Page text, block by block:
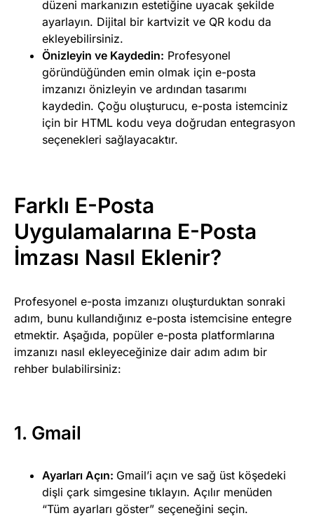
düzeni markanızın estetiğine uyacak şekilde
ayarlayın. Dijital bir kartvizit ve QR kodu da
ekleyebilirsiniz.
Önizleyin ve Kaydedin: Profesyonel
göründüğünden emin olmak için e-posta
imzanızı önizleyin ve ardından tasarımı
kaydedin. Çoğu oluşturucu, e-posta istemciniz
için bir HTML kodu veya doğrudan entegrasyon
seçenekleri sağlayacaktır.
Farklı E-Posta
Uygulamalarına E-Posta
İmzası Nasıl Eklenir?
Profesyonel e-posta imzanızı oluşturduktan sonraki
adım, bunu kullandığınız e-posta istemcisine entegre
etmektir. Aşağıda, popüler e-posta platformlarına
imzanızı nasıl ekleyeceğinize dair adım adım bir
rehber bulabilirsiniz:
1. Gmail
Ayarları Açın: Gmail’i açın ve sağ üst köşedeki
dişli çark simgesine tıklayın. Açılır menüden
“Tüm ayarları göster” seçeneğini seçin.